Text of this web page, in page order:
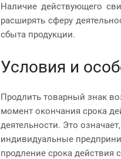
Наличие действующего
расширять сферу
сбыта продукции.
Условия и
Продлить товарный знак
момент окончания срока
деятельности. Это
индивидуальные
продление срока действия